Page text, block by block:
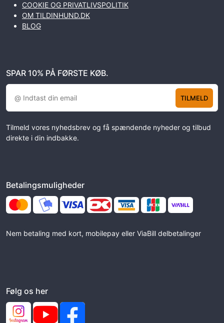
COOKIE OG PRIVATLIVSPOLITIK
OM TILDINHUND.DK
BLOG
SPAR 10% PÅ FØRSTE KØB.
TILMELD
Tilmeld vores nyhedsbrev og få spændende nyheder og tilbud
direkte i din indbakke.
Betalingsmuligheder
Nem betaling med kort, mobilepay eller ViaBill delbetalinger
Følg os her